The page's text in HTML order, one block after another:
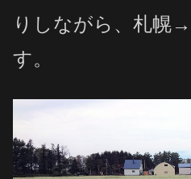
りしながら、札幌
す。